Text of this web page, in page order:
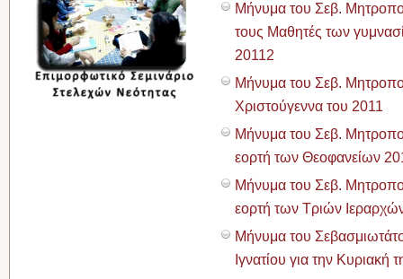
Μήνυμα του Σεβ.
τους Μαθητές των
20112
Μήνυμα του Σεβ.
Χριστούγεννα του 2011
Μήνυμα του Σεβ.
εορτή των Θεοφανείων
Μήνυμα του Σεβ.
εορτή των Τριών
Μήνυμα του
Ιγνατίου για την